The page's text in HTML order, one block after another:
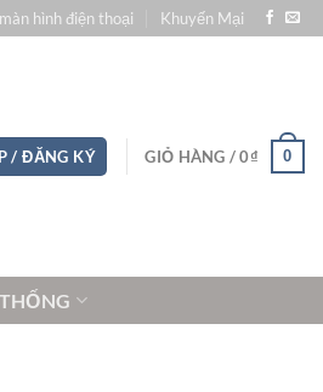
hình điện thoại Khuyến Mại
/ ĐĂNG KÝ GIỎ HÀNG /0₫ 0